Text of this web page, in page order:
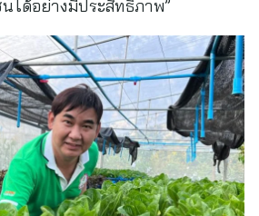
ได้อย่างมีประสิทธิภาพ”